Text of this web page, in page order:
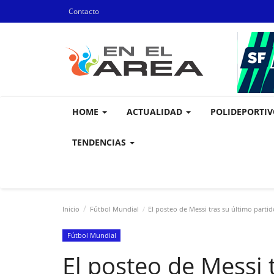
Contacto
HOME ACTUALIDAD
TENDENCIAS
Inicio Fútbol Mundial El posteo de Messi tras su último
Fútbol Mundial
El posteo de